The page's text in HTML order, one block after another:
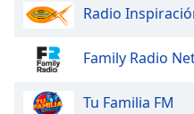
Radio
Family Radio
Tu Familia FM